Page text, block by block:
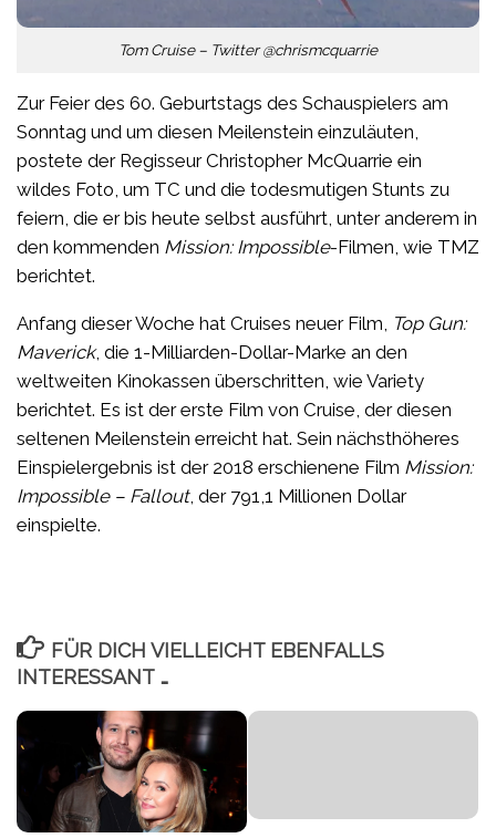
Tom Cruise – Twitter @chrismcquarrie
Zur Feier des 60. Geburtstags des Schauspielers am
Sonntag und um diesen Meilenstein einzuläuten,
postete der Regisseur Christopher McQuarrie ein
wildes Foto, um TC und die todesmutigen Stunts zu
feiern, die er bis heute selbst ausführt, unter anderem in
den kommenden Mission: Impossible-Filmen, wie TMZ
berichtet.
Anfang dieser Woche hat Cruises neuer Film, Top Gun:
Maverick, die 1-Milliarden-Dollar-Marke an den
weltweiten Kinokassen überschritten, wie Variety
berichtet. Es ist der erste Film von Cruise, der diesen
seltenen Meilenstein erreicht hat. Sein nächsthöheres
Einspielergebnis ist der 2018 erschienene Film Mission:
Impossible – Fallout, der 791,1 Millionen Dollar
einspielte.
FÜR DICH VIELLEICHT EBENFALLS
INTERESSANT …